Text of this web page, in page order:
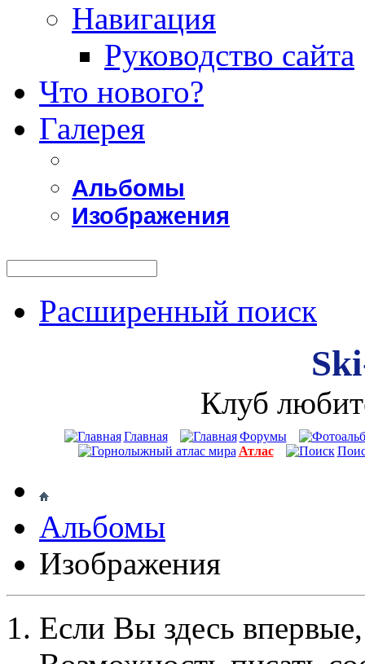
Навигация
Руководство сайта
Что нового?
Галерея
Альбомы
Изображения
Расширенный поиск
Клуб
Главная
Форумы
Атлас
Альбомы
Изображения
Если Вы здесь